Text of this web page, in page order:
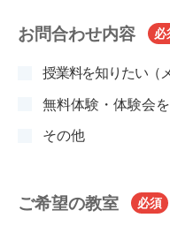
お問合わせ内容 必
授業料を知りたい（
無料体験・体験会
その他
ご希望の教室 必須